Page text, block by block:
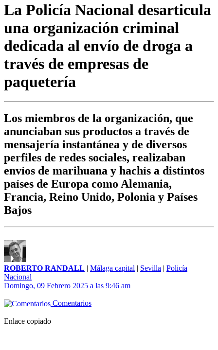
La Policía Nacional desarticula
una organización criminal
dedicada al envío de droga a
través de empresas de
paquetería
Los miembros de la organización, que
anunciaban sus productos a través de
mensajería instantánea y de diversos
perfiles de redes sociales, realizaban
envíos de marihuana y hachís a distintos
países de Europa como Alemania,
Francia, Reino Unido, Polonia y Países
Bajos
ROBERTO RANDALL | Málaga capital | Sevilla | Policía
Nacional
Domingo, 09 Febrero 2025 a las 9:46 am
Comentarios
Enlace copiado